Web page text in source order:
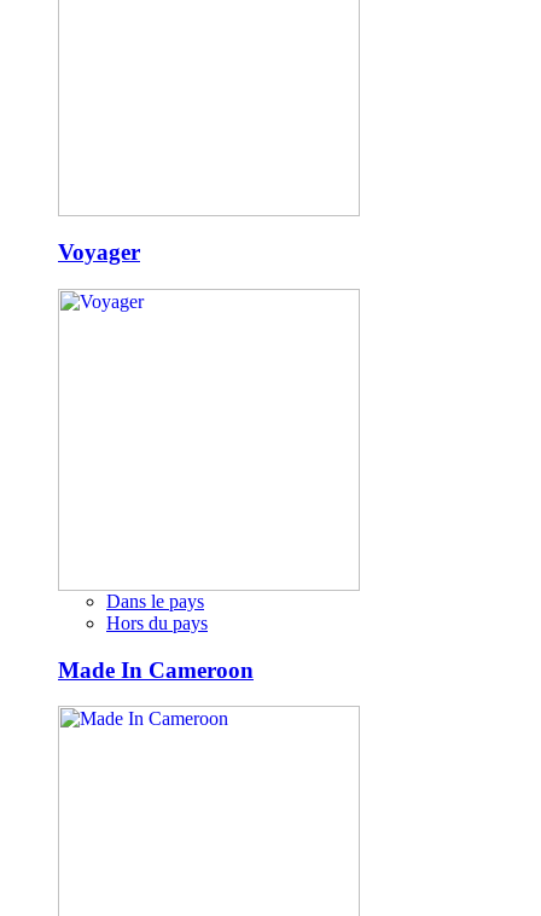
Voyager
Dans le pays
Hors du pays
Made In Cameroon